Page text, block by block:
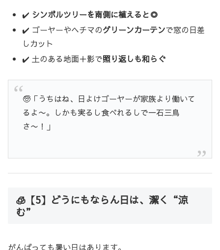
✔️ シンボルツリーを南側に植えると◎
✔️ ゴーヤーやヘチマのグリーンカーテンで窓の日差
しカット
✔️ 土のある地面＋影で照り返しも和らぐ
🧓「うちはね、日よけゴーヤーが家族より働いて
るよ〜。しかも実るし食べれるしで一石三鳥
さ〜！」
🧊【5】どうにもならん日は、潔く“涼
む”
がんばっても暑い日はあります。